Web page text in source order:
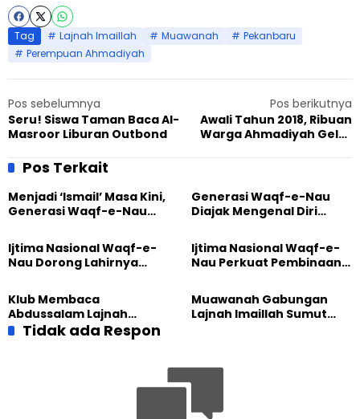
Tag Lajnah Imaillah Muawanah
Pekanbaru
Perempuan Ahmadiyah
Pos sebelumnya
Seru! Siswa Taman Baca Al-
Masroor Liburan Outbond
Pos berikutnya
Awali Tahun 2018, Ribuan
Warga Ahmadiyah Gelar
Pos Terkait
Menjadi ‘Ismail’ Masa Kini,
Generasi Waqf-e-Nau
Pengabdian
Generasi Waqf-e-Nau
Diajak Mengenal Diri
Dunia
Ijtima Nasional Waqf-e-
Nau Dorong Lahirnya
yang Militan
Ijtima Nasional Waqf-e-
Nau Perkuat Pembinaan
Masa Depan
Klub Membaca
Abdussalam Lajnah
Imaillah Tanjung Medan
Muawanah Gabungan
Lajnah Imaillah Sumut
Tidak ada Respon